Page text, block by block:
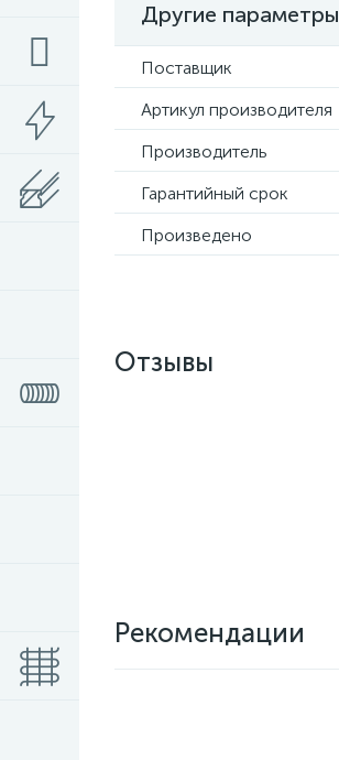
Другие параметры
Поставщик
Артикул производителя
Производитель
Гарантийный срок
Произведено
Отзывы
Рекомендации